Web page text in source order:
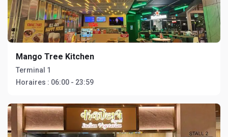
Mango Tree Kitchen
Terminal 1
Horaires : 06:00 - 23:59